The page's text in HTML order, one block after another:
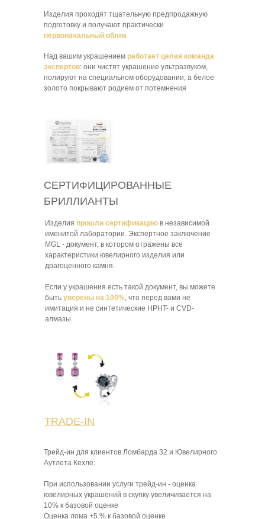
СЕРТИФИЦИРОВАННЫЕ
БРИЛЛИАНТЫ
Изделия проходят тщательную предпродажную
подготовку и получают практически
первоначальный облик
Над вашим украшением работает целая команда
экспертов: они чистят украшение ультразвуком,
полируют на специальном оборудовании, а белое
золото покрывают родием от потемнения
Изделия прошли сертификацию в независимой
именитой лаборатории. Экспертное заключение
MGL - документ, в котором отражены все
характеристики ювелирного изделия или
драгоценного камня.
Если у украшения есть такой документ, вы можете
быть уверены на 100% , что перед вами не
имитация и не синтетические HPHT- и CVD-
алмазы.
TRADE-IN
Трейд-ин для клиентов Ломбарда 32 и Ювелирного
Аутлета Кехле:
При использовании услуги трейд-ин - оценка
ювелирных украшений в скупку увеличивается на
10% к базовой оценке
Оценка лома +5 % к базовой оценке